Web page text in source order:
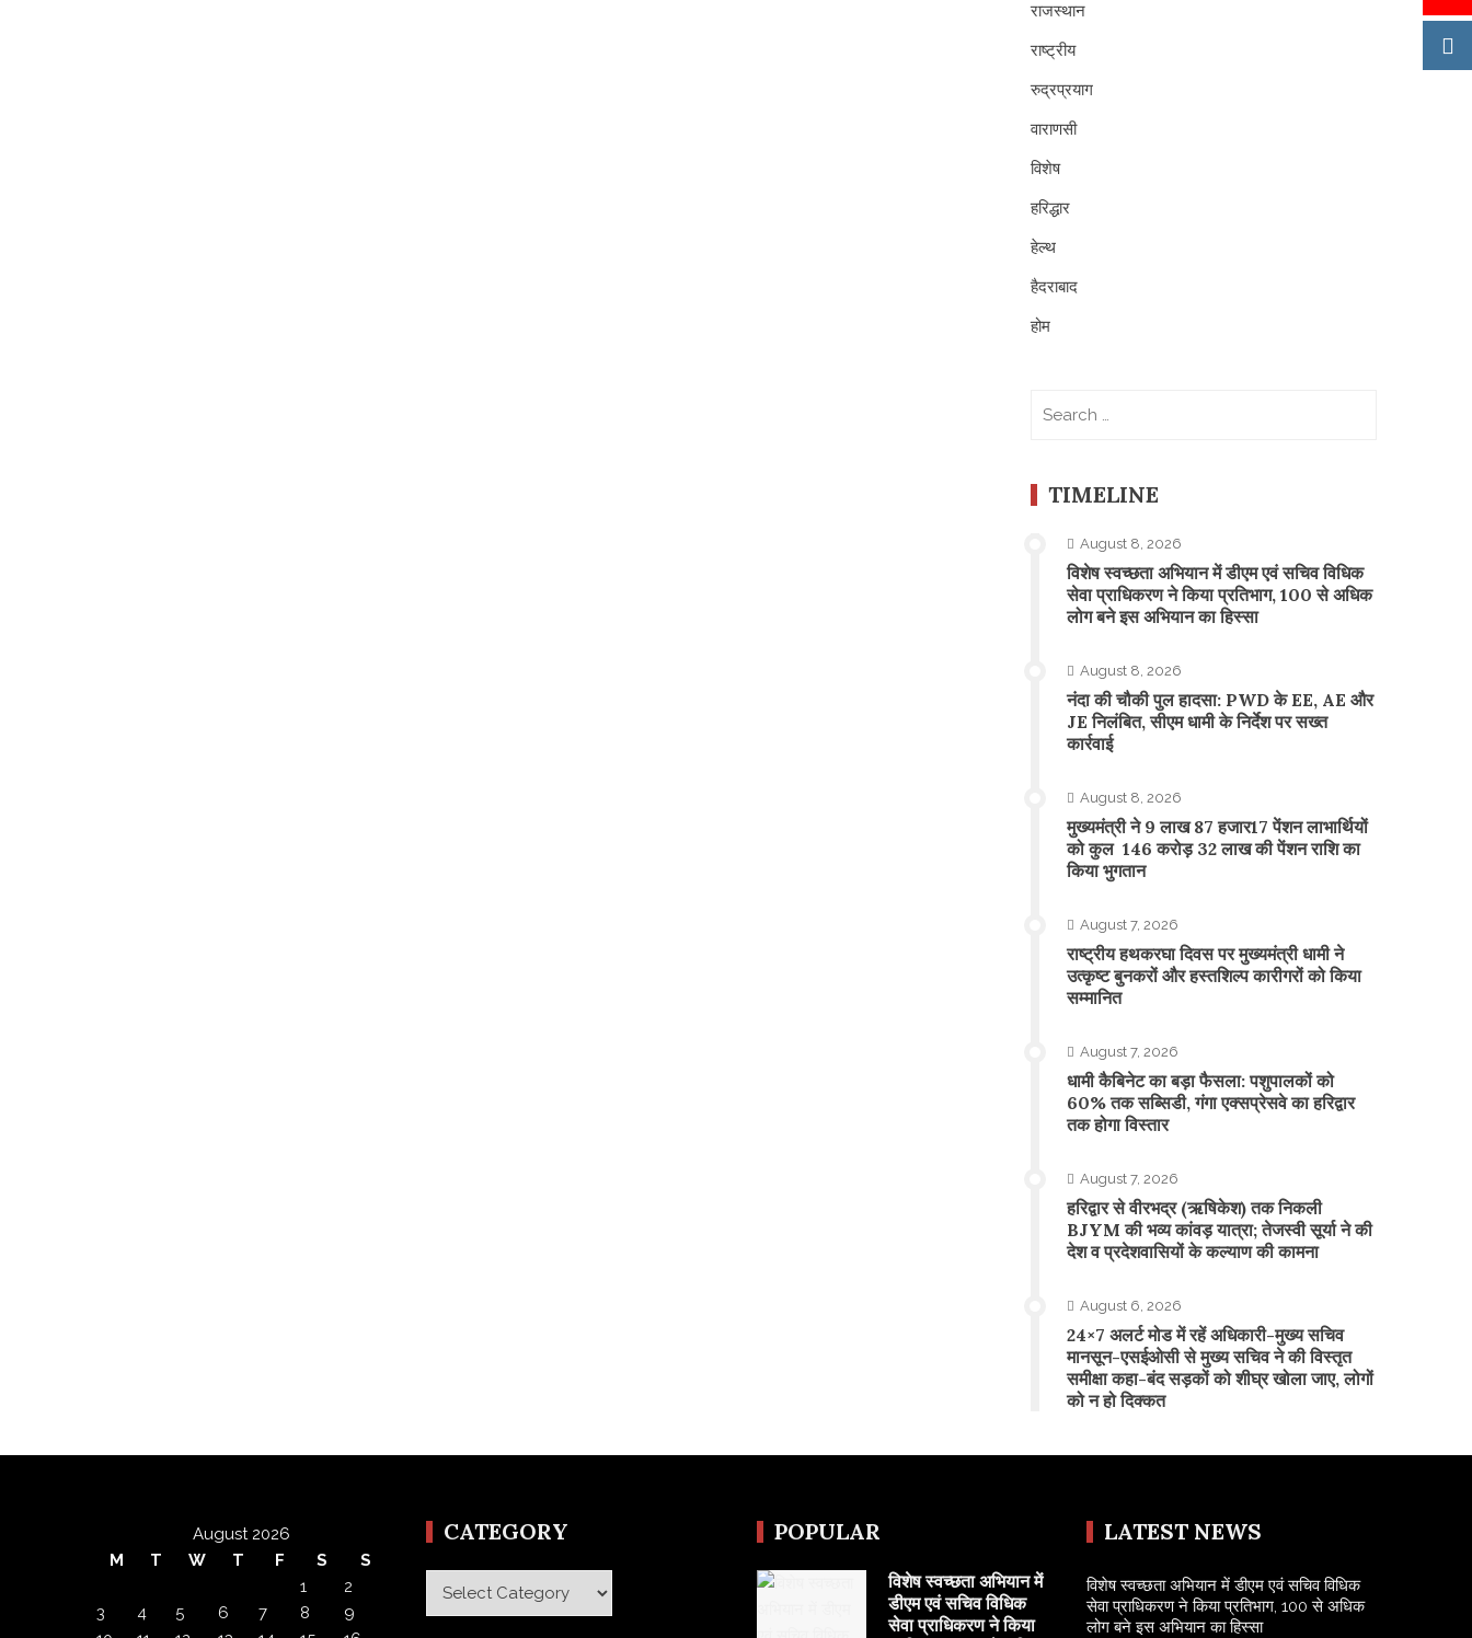
राजस्थान
राष्ट्रीय
रुद्रप्रयाग
वाराणसी
विशेष
हरिद्धार
हेल्थ
हैदराबाद
होम
TIMELINE
August 8, 2026
विशेष स्वच्छता अभियान में डीएम एवं सचिव विधिक
सेवा प्राधिकरण ने किया प्रतिभाग, 100 से अधिक
लोग बने इस अभियान का हिस्सा
August 8, 2026
नंदा की चौकी पुल हादसा: PWD के EE, AE और
JE निलंबित, सीएम धामी के निर्देश पर सख्त
कार्रवाई
August 8, 2026
मुख्यमंत्री ने 9 लाख 87 हजार17 पेंशन लाभार्थियों
को कुल 146 करोड़ 32 लाख की पेंशन राशि का
किया भुगतान
August 7, 2026
राष्ट्रीय हथकरघा दिवस पर मुख्यमंत्री धामी ने
उत्कृष्ट बुनकरों और हस्तशिल्प कारीगरों को किया
सम्मानित
August 7, 2026
​धामी कैबिनेट का बड़ा फैसला: पशुपालकों को
60% तक सब्सिडी, गंगा एक्सप्रेसवे का हरिद्वार
तक होगा विस्तार
August 7, 2026
​हरिद्वार से वीरभद्र (ऋषिकेश) तक निकली
BJYM की भव्य कांवड़ यात्रा; तेजस्वी सूर्या ने की
देश व प्रदेशवासियों के कल्याण की कामना
August 6, 2026
24×7 अलर्ट मोड में रहें अधिकारी-मुख्य सचिव
मानसून-एसईओसी से मुख्य सचिव ने की विस्तृत
समीक्षा कहा-बंद सड़कों को शीघ्र खोला जाए, लोगों
को न हो दिक्कत
August 2026
M
T W T F S
S
1
2
3
4 5 6 7 8
9
CATEGORY
Category
POPULAR
विशेष स्वच्छता अभियान में
डीएम एवं सचिव विधिक
सेवा प्राधिकरण ने किया
LATEST NEWS
विशेष स्वच्छता अभियान में डीएम एवं सचिव विधिक
सेवा प्राधिकरण ने किया प्रतिभाग, 100 से अधिक
लोग बने इस अभियान का हिस्सा